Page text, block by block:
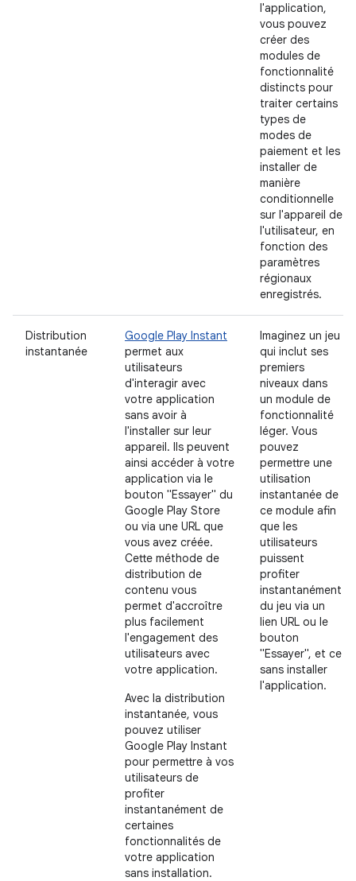
l'application,
vous pouvez
créer des
modules de
fonctionnalité
distincts pour
traiter certains
types de
modes de
paiement et les
installer de
manière
conditionnelle
sur l'appareil de
l'utilisateur, en
fonction des
paramètres
régionaux
enregistrés.
Distribution
instantanée
Google Play Instant
permet aux
utilisateurs
d'interagir avec
votre application
sans avoir à
l'installer sur leur
appareil. Ils peuvent
ainsi accéder à votre
application via le
bouton "Essayer" du
Google Play Store
ou via une URL que
vous avez créée.
Cette méthode de
distribution de
contenu vous
permet d'accroître
plus facilement
l'engagement des
utilisateurs avec
votre application.
Avec la distribution
instantanée, vous
pouvez utiliser
Google Play Instant
pour permettre à vos
utilisateurs de
profiter
instantanément de
certaines
fonctionnalités de
votre application
sans installation.
Imaginez un jeu
qui inclut ses
premiers
niveaux dans
un module de
fonctionnalité
léger. Vous
pouvez
permettre une
utilisation
instantanée de
ce module afin
que les
utilisateurs
puissent
profiter
instantanément
du jeu via un
lien URL ou le
bouton
"Essayer", et ce
sans installer
l'application.